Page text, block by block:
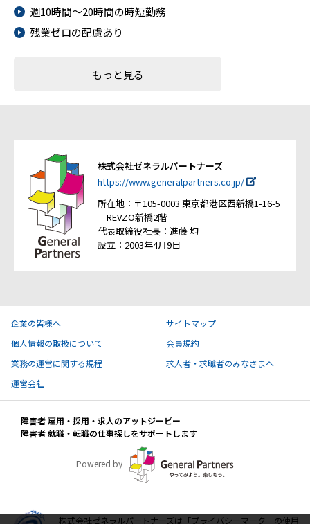
週10時間～20時間の時短勤務
残業ゼロの配慮あり
もっと見る
株式会社ゼネラルパートナーズ
https://www.generalpartners.co.jp/
所在地：〒105-0003 東京都港区西新橋1-16-5
REVZO新橋2階
代表取締役社長：進藤 均
設立：2003年4月9日
企業の皆様へ
サイトマップ
個人情報の取扱について
会員規約
業務の運営に関する規程
求人者・求職者のみなさまへ
運営会社
障害者 雇用・採用・求人のアットジーピー
障害者 就職・転職の仕事探しをサポートします
Powered by
株式会社ゼネラルパートナーズは「プライバシーマーク」の使用